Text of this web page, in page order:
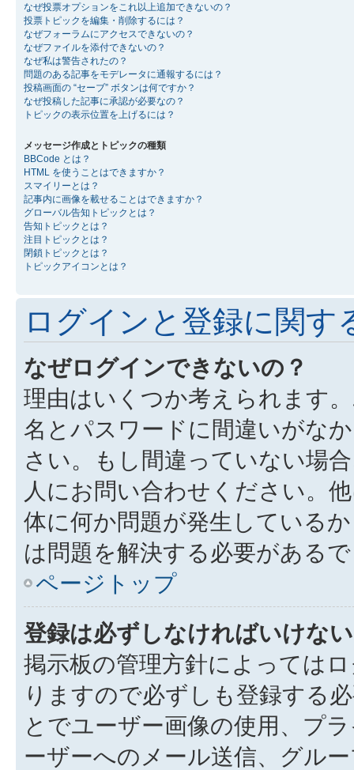
なぜ投票オプションをこれ以上追加できないの？
投票トピックを編集・削除するには？
なぜフォーラムにアクセスできないの？
なぜファイルを添付できないの？
なぜ私は警告されたの？
問題のある記事をモデレータに通報するには？
投稿画面の “セーブ” ボタンは何ですか？
なぜ投稿した記事に承認が必要なの？
トピックの表示位置を上げるには？
メッセージ作成とトピックの種類
BBCode とは？
HTML を使うことはできますか？
スマイリーとは？
記事内に画像を載せることはできますか？
グローバル告知トピックとは？
告知トピックとは？
注目トピックとは？
閉鎖トピックとは？
トピックアイコンとは？
ログインと登録に関す
なぜログインできないの？
理由はいくつか考えられます
名とパスワードに間違いがな
さい。もし間違っていない場
人にお問い合わせください。
体に何か問題が発生している
は問題を解決する必要がある
ページトップ
登録は必ずしなければいけな
掲示板の管理方針によっては
りますので必ずしも登録する
とでユーザー画像の使用、プ
ーザーへのメール送信、グル